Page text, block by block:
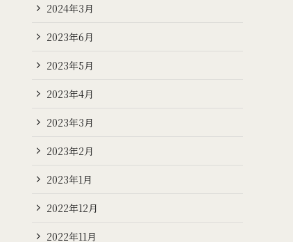
2024年3月
2023年6月
2023年5月
2023年4月
2023年3月
2023年2月
2023年1月
2022年12月
2022年11月